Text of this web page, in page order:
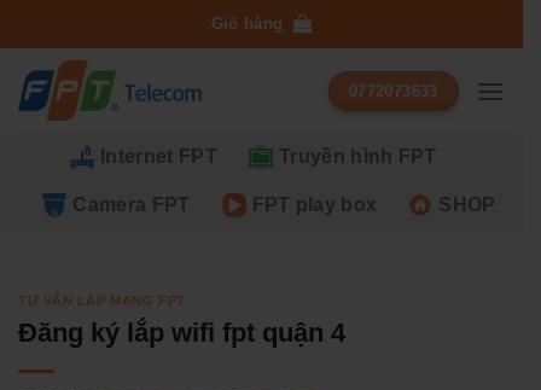
qua
dung
Giỏ hàng
0772073633
Internet FPT Truyền hình FPT
Camera FPT FPT play box SHOP
TƯ VẤN LẮP MẠNG FPT
Đăng ký lắp wifi fpt quận 4